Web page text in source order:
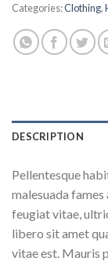
Categories:Clothing,
DESCRIPTION
Pellentesque
malesuada
feugiat vitae,
libero sit amet
vitae est. Mauris